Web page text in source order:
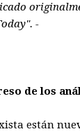
-
de los
están